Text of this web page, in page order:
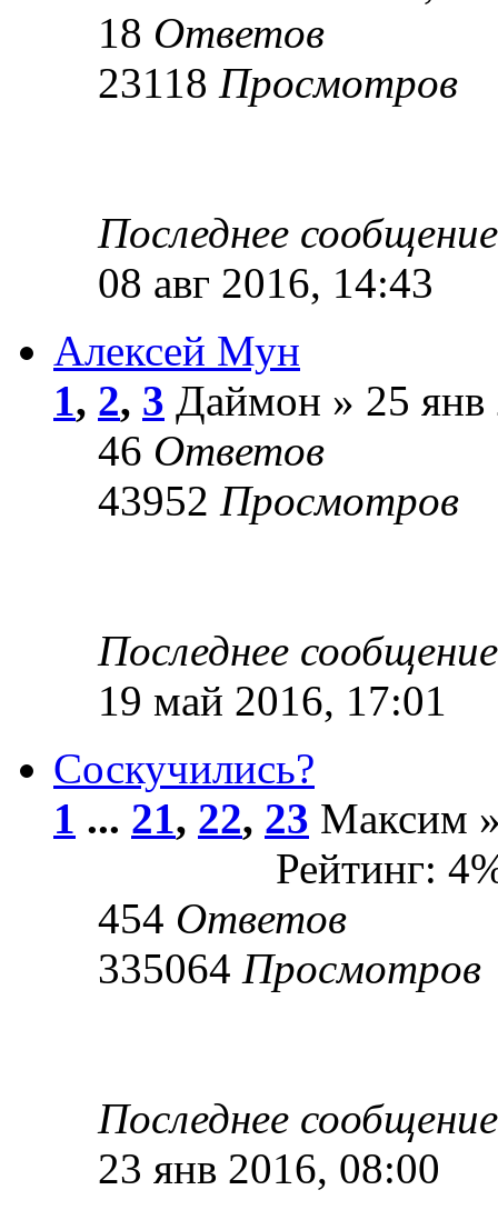
18 Ответов
23118 Просмотров
Последнее
08 авг 2016, 14:43
Алексей Мун
1, 2, 3 Даймон » 25 янв
46 Ответов
43952 Просмотров
Последнее
19 май 2016, 17:01
Соскучились?
1 ... 21, 22, 23 Максим
Рейтинг:
454 Ответов
335064 Просмотров
Последнее
23 янв 2016, 08:00